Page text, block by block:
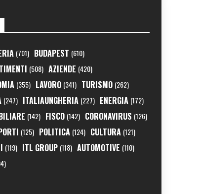
(701) BUDAPEST (610)
(508) AZIENDE (420)
(355) LAVORO (341) TURISMO (262)
(247) ITALIAUNGHERIA (227) ENERGIA (172)
(142) FISCO (142) CORONAVIRUS (126)
(125) POLITICA (124) CULTURA (121)
(119) ITL GROUP (118) AUTOMOTIVE (110)